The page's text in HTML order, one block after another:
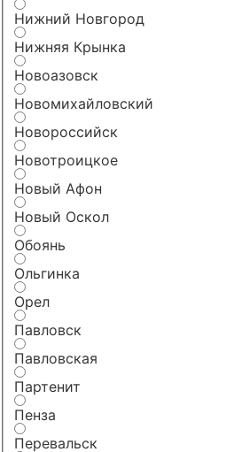
Нижний Новгород
Нижняя Крынка
Новоазовск
Новомихайловский
Новороссийск
Новотроицкое
Новый Афон
Новый Оскол
Обоянь
Ольгинка
Орел
Павловск
Павловская
Партенит
Пенза
Перевальск